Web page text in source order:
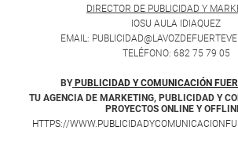
DIRECTOR DE PUBLICIDAD Y
IOSU AULA IDIAQUEZ
EMAIL:
TELÉFONO: 682 75 79 05
BY PUBLICIDAD Y COMUNICACIÓN
TU AGENCIA DE MARKETING, PUBLICIDAD Y
PROYECTOS ONLINE Y
HTTPS://